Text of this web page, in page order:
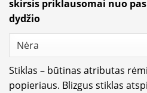
skirsis priklausomai nuo
dydžio
Stiklas – būtinas atributas
popieriaus. Blizgus stiklas